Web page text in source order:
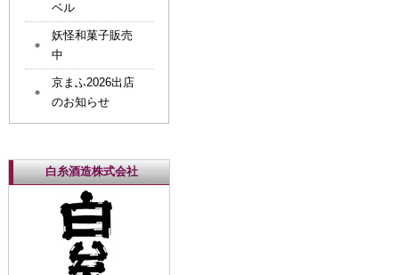
ベル
妖怪和菓子販売
中
京まふ2026出店
のお知らせ
白糸酒造株式会社